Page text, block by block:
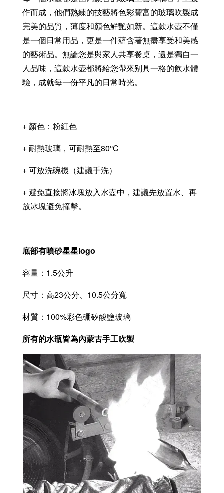
作而成，他們熟練的技藝將色彩豐富的玻璃吹製成
完美的品質，薄度和顏色鮮艷如新。這款水壺不僅
是一個日常用品，更是一件蘊含著無盡享受和美感
的藝術品。無論您是與家人共享餐桌，還是獨自一
人品味，這款水壶都將給您帶來别具一格的飲水體
驗，成就每一份平凡的日常時光。
+ 顏色：粉紅色
+ 耐熱玻璃，可耐熱至80°C
+ 可放洗碗機（建議手洗）
+ 避免直接將冰塊放入水壺中，建議先放置水、再
放冰塊避免撞擊。
底部有噴砂星星logo
容量：1.5公升
尺寸：高23公分、10.5公分寬
材質：100%彩色硼矽酸鹽玻璃
所有的水瓶皆為內蒙古手工吹製